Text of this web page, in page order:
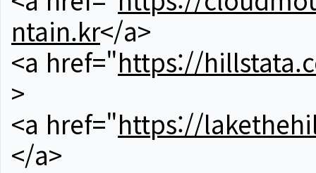
ntain.kr</a>
<a href="https://
>
<a href="https://
</a>